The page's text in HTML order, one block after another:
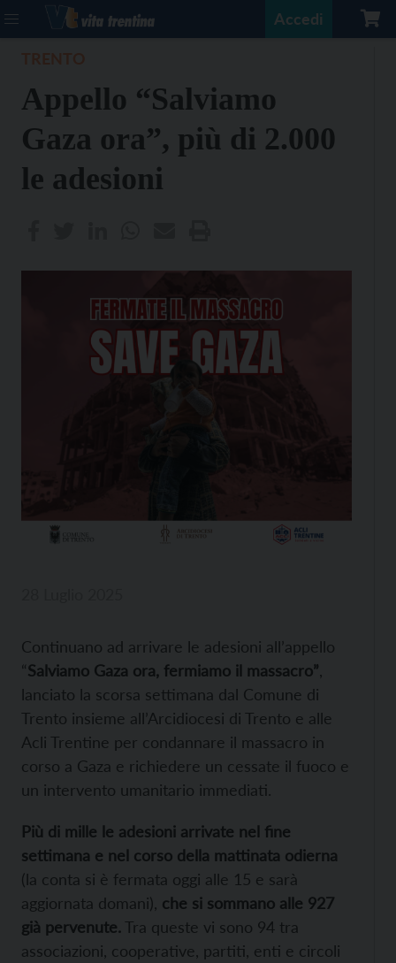
Accedi
Appello “Salviamo
Gaza ora”, più di 2.000
le adesioni
Continuano ad arrivare le adesioni all’appello
“Salviamo Gaza ora, fermiamo il massacro”
lanciato la scorsa settimana dal Comune di
Trento insieme all’Arcidiocesi di Trento e alle
Acli Trentine per condannare il massacro in
corso a Gaza e richiedere un cessate il fuoco e
un intervento umanitario immediati.
Più di mille le adesioni arrivate nel fine
settimana e nel corso della mattinata odierna
(la conta si è fermata oggi alle 15 e sarà
aggiornata domani), che si sommano alle 927
già pervenute. Tra queste vi sono 94 tra
associazioni, cooperative, partiti, enti e circoli